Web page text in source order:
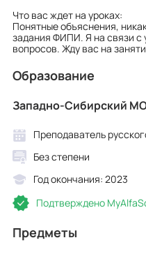
Что вас ждет на уроках:
Понятные объяснения,
задания ФИПИ. Я на связи с
вопросов. Жду вас на
Образование
Западно-Сибирский
Преподаватель
Без степени
Год окончания: 2023
Подтверждено
Предметы